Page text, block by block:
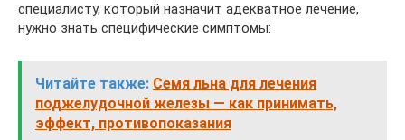
специалисту, который назначит адекватное лечение,
нужно знать специфические симптомы:
Читайте также: Семя льна для лечения
поджелудочной железы — как принимать,
эффект, противопоказания